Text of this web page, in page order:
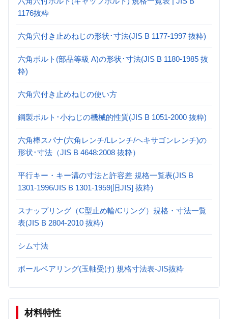
1176抜粋
六角穴付き止めねじの形状･寸法(JIS B 1177-1997 抜粋)
六角ボルト(部品等級 A)の形状･寸法(JIS B 1180-1985 抜
粋)
六角穴付き止めねじの使い方
鋼製ボルト･小ねじの機械的性質(JIS B 1051-2000 抜粋)
六角棒スパナ(六角レンチ/Lレンチ/ヘキサゴンレンチ)の
形状･寸法（JIS B 4648:2008 抜粋）
平行キー・キー溝の寸法と許容差 規格一覧表(JIS B
1301-1996/JIS B 1301-1959[旧JIS] 抜粋)
スナップリング（C型止め輪/Cリング）規格・寸法一覧
表(JIS B 2804-2010 抜粋)
シム寸法
ボールベアリング(玉軸受け) 規格寸法表-JIS抜粋
材料特性